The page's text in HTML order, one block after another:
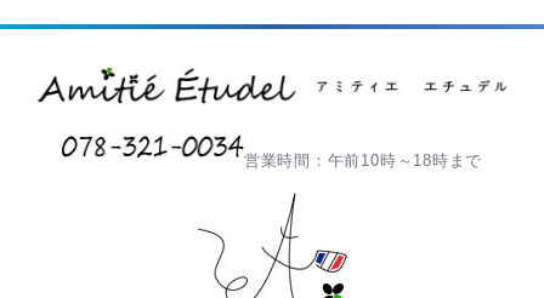
営業時間：午前10時～18時まで